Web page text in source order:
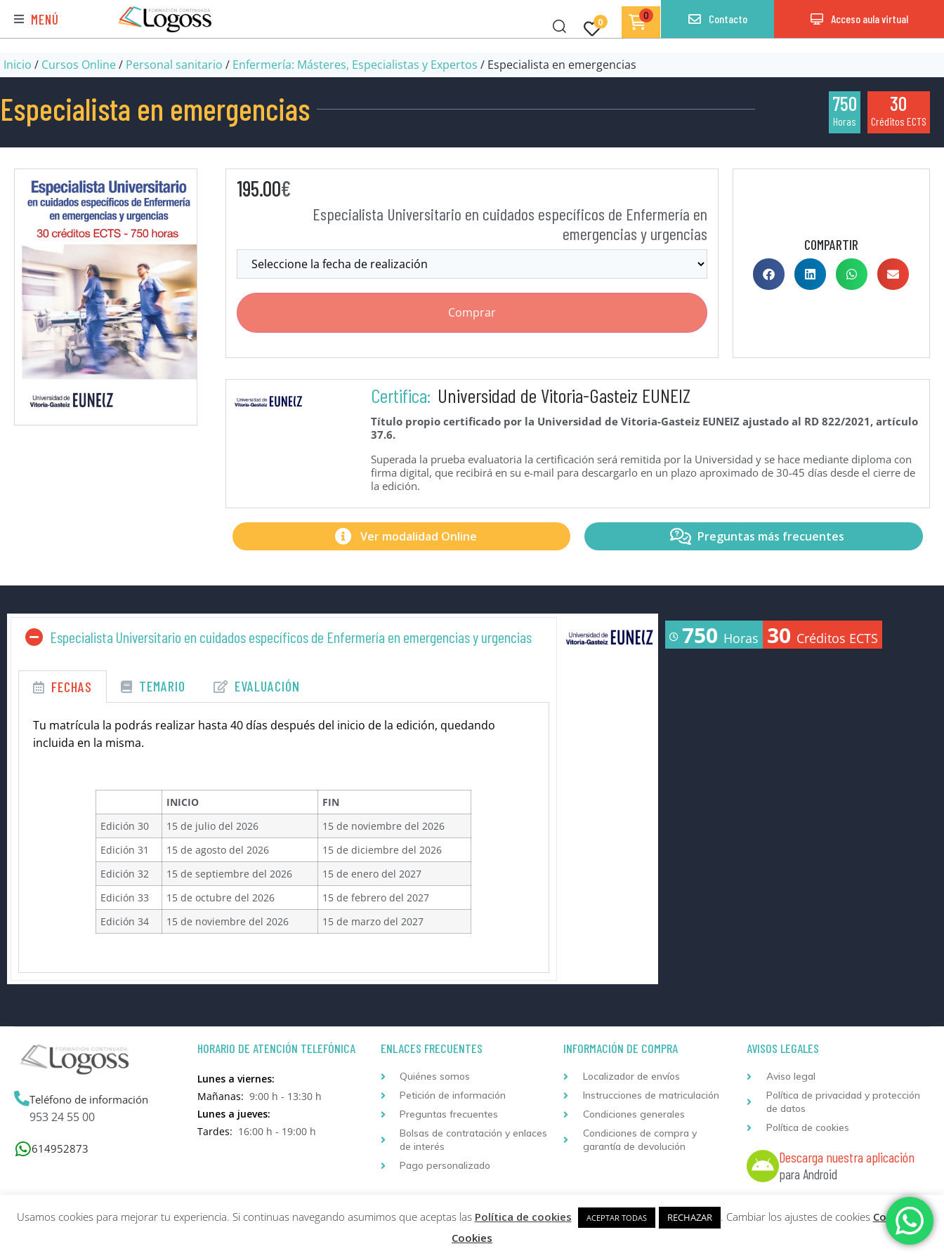
MENÚ 0
0 Contacto Acceso aula virtual
Inicio / Cursos Online/ Personal sanitario / Enfermería: Másteres, Especialistas y Expertos / Especialista en emergencias
Especialista en emergencias 750
Horas
30
Créditos ECTS
195.00€
Especialista Universitario en cuidados específicos de Enfermería en
emergencias y urgencias
Comprar
COMPARTIR
Certifica: Universidad de Vitoria-Gasteiz EUNEIZ
Título propio certificado por la Universidad de Vitoria-Gasteiz EUNEIZ ajustado al RD 822/2021, artículo
37.6.
Superada la prueba evaluatoria la certificación será remitida por la Universidad y se hace mediante diploma con
firma digital, que recibirá en su e-mail para descargarlo en un plazo aproximado de 30-45 días desde el cierre de
la edición.
Ver modalidad Online Preguntas más frecuentes
Especialista Universitario en cuidados específicos de Enfermería en emergencias y urgencias
FECHAS TEMARIO EVALUACIÓN
Tu matrícula la podrás realizar hasta 40 días después del inicio de la edición, quedando
incluida en la misma.
INICIO
FIN
Edición 30
15 de julio del 2026
15 de noviembre del 2026
Edición 31
15 de agosto del 2026
15 de diciembre del 2026
Edición 32
15 de septiembre del 2026
15 de enero del 2027
Edición 33
15 de octubre del 2026
15 de febrero del 2027
Edición 34
15 de noviembre del 2026 15 de marzo del 2027
750 Horas 30 Créditos ECTS
Teléfono de información
953 24 55 00
614952873
HORARIO DE ATENCIÓN TELEFÓNICA
Lunes a viernes:
Mañanas: 9:00 h - 13:30 h
Lunes a jueves:
Tardes: 16:00 h - 19:00 h
ENLACES FRECUENTES
Quiénes somos
Petición de información
Preguntas frecuentes
Bolsas de contratación y enlaces
de interés
Pago personalizado
INFORMACIÓN DE COMPRA
Localizador de envíos
Instrucciones de matriculación
Condiciones generales
Condiciones de compra y
garantía de devolución
AVISOS LEGALES
Aviso legal
Política de privacidad y protección
de datos
Política de cookies
Descarga nuestra aplicación
para Android
Copyright © 2026 Formación Continuada Logoss | DesarrolloSumurdigital | All Rights Reserved
Usamos cookies para mejorar tu experiencia. Si continuas navegando asumimos que aceptas las Política de cookies ACEPTAR TODAS RECHAZAR . Cambiar los ajustes de cookies Configurar
Cookies